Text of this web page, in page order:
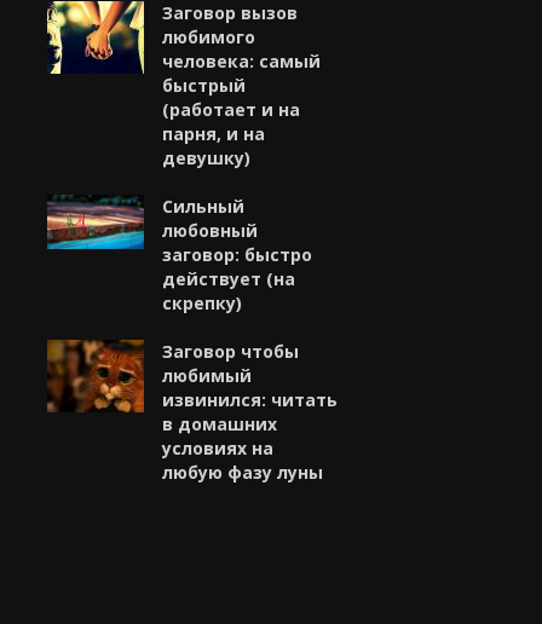
Заговор вызов
любимого
человека: самый
быстрый
(работает и на
парня, и на
девушку)
Сильный
любовный
заговор: быстро
действует (на
скрепку)
Заговор чтобы
любимый
извинился: читать
в домашних
условиях на
любую фазу луны